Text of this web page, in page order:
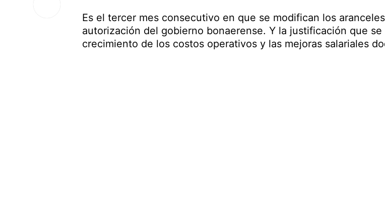
Es el tercer mes consecutivo en que se modifican los
autorización del gobierno bonaerense. Y la justificación que
crecimiento de los costos operativos y las mejoras salariales